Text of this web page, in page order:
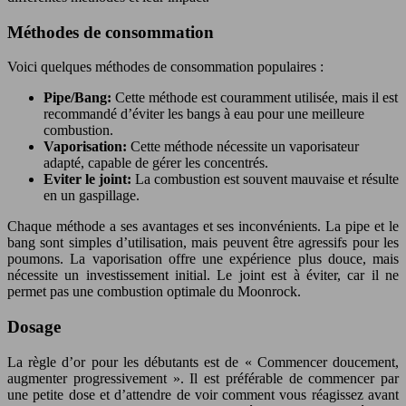
Méthodes de consommation
Voici quelques méthodes de consommation populaires :
Pipe/Bang: Cette méthode est couramment utilisée, mais il est
recommandé d’éviter les bangs à eau pour une meilleure
combustion.
Vaporisation: Cette méthode nécessite un vaporisateur
adapté, capable de gérer les concentrés.
Eviter le joint: La combustion est souvent mauvaise et résulte
en un gaspillage.
Chaque méthode a ses avantages et ses inconvénients. La pipe et le
bang sont simples d’utilisation, mais peuvent être agressifs pour les
poumons. La vaporisation offre une expérience plus douce, mais
nécessite un investissement initial. Le joint est à éviter, car il ne
permet pas une combustion optimale du Moonrock.
Dosage
La règle d’or pour les débutants est de « Commencer doucement,
augmenter progressivement ». Il est préférable de commencer par
une petite dose et d’attendre de voir comment vous réagissez avant